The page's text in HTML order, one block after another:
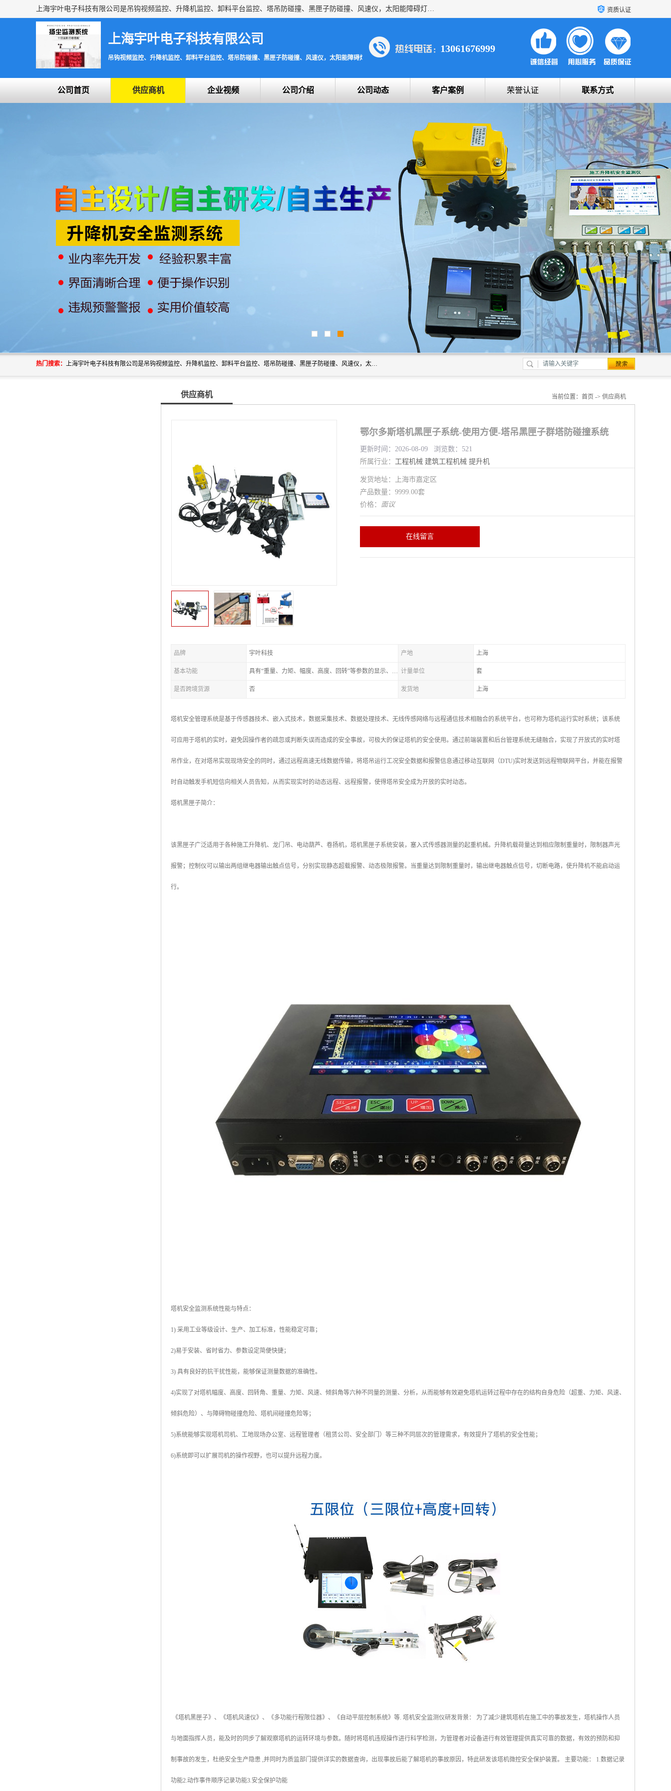
上海宇叶电子科技有限公司是吊钩视频监控、升降机监控、卸料平台监控、塔吊防碰撞、黑匣子防碰撞、风速仪，太阳能障碍灯安全提示灯等一系列升降机的常用配件产品专业研发生产加工的公司，拥有完整、科学的质量管理体系。 资质认证
上海宇叶电子科技有限公司
吊钩视频监控、升降机监控、卸料平台监控、塔吊防碰撞、黑匣子防碰撞、风速仪，太阳能障碍灯安全提示灯
13061676999
公司首页 供应商机 企业视频 公司介绍 公司动态 客户案例 荣誉认证 联系方式
热门搜索： 上海宇叶电子科技有限公司是吊钩视频监控、升降机监控、卸料平台监控、塔吊防碰撞、黑匣子防碰撞、风速仪，太阳能障碍灯安全提示灯等一系列升降机的常用配件产品专业研发生产加工的公司，拥有完整、科学的质量管理体系。
供应商机 当前位置： 首页 -> 供应商机
鄂尔多斯塔机黑匣子系统-使用方便-塔吊黑匣子群塔防碰撞系统
更新时间：2026-08-09 浏览数：521
所属行业： 工程机械 建筑工程机械 提升机
发货地址：上海市嘉定区
产品数量：9999.00套
价格： 面议
在线留言
品牌 宇叶科技 产地 上海
基本功能 具有“重量、力矩、幅度、高度、回转”等参数的显示、记录、报警功 计量单位 套
是否跨境货源 否 发货地 上海
塔机安全管理系统是基于传感器技术、嵌入式技术，数据采集技术、数据处理技术、无线传感网络与远程通信技术相融合的系统平台，也可称为塔机运行实时系统；该系统
可应用于塔机的实时，避免因操作者的疏忽或判断失误而造成的安全事故，可极大的保证塔机的安全使用。通过前端装置和后台管理系统无缝融合，实现了开放式的实时塔
吊作业，在对塔吊实现现场安全的同时，通过远程高速无线数据传输，将塔吊运行工况安全数据和报警信息通过移动互联网（DTU)实时发送到远程物联网平台，并能在报警
时自动触发手机短信向相关人员告知，从而实现实时的动态远程、远程报警，使得塔吊安全成为开放的实时动态。
塔机黑匣子简介：
该黑匣子广泛适用于各种施工升降机、龙门吊、电动葫芦、卷扬机，塔机黑匣子系统安装，塞入式传感器测量的起重机械。升降机载荷量达到相应限制重量时，限制器声光
报警；控制仪可以输出两组继电器输出触点信号，分别实现静态超载报警、动态极限报警。当重量达到限制重量时，输出继电器触点信号，切断电路，使升降机不能启动运
行。
塔机安全监测系统性能与特点：
1) 采用工业等级设计、生产、加工标准，性能稳定可靠；
2)易于安装、省时省力、参数设定简便快捷；
3) 具有良好的抗干扰性能，能够保证测量数据的准确性。
4)实现了对塔机幅度、高度、回转角、重量、力矩、风速、倾斜角等六种不同量的测量、分析，从而能够有效避免塔机运转过程中存在的结构自身危险（超重、力矩、风速、
倾斜危险）、与障碍物碰撞危险、塔机间碰撞危险等；
5)系统能够实现塔机司机、工地现场办公室、远程管理者（租赁公司、安全部门）等三种不同层次的管理需求，有效提升了塔机的安全性能；
6)系统即可以扩展司机的操作视野，也可以提升远程力度。
《塔机黑匣子》、《塔机风速仪》、《多功能行程限位器》、《自动平层控制系统》等. 塔机安全监测仪研发背景： 为了减少建筑塔机在施工中的事故发生，塔机操作人员
与地面指挥人员，能及时的同步了解观察塔机的运转环境与参数。随时将塔机违规操作进行科学检测，为管理者对设备进行有效管理提供真实可靠的数据，有效的预防和抑
制事故的发生，杜绝安全生产隐患 ,并同时为质监部门提供详实的数据查询，出现事故后能了解塔机的事故原因，特此研发该塔机微控安全保护装置。 主要功能： 1.数据记录
功能2.动作事件顺序记录功能3.安全保护功能